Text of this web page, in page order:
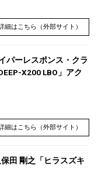
細はこちら（外部サイト）
パーレスポンス・クラ
X200 LBO」アク
細はこちら（外部サイト）
田 剛之「ヒラスズキ